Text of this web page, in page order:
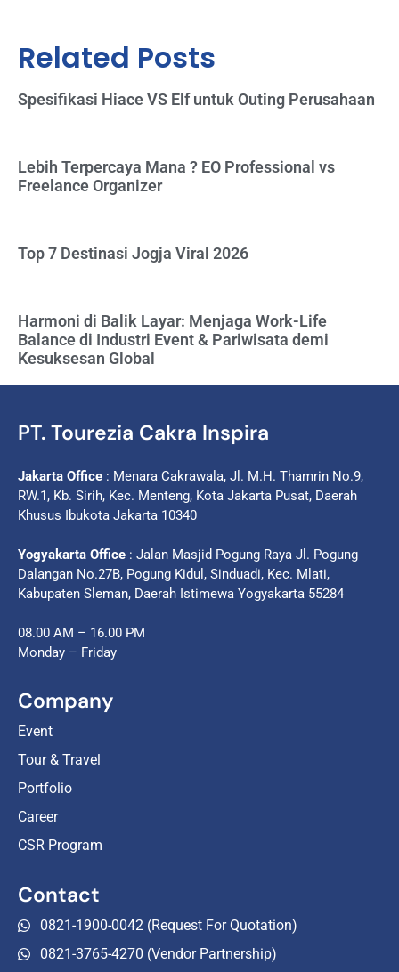
Related Posts
Spesifikasi Hiace VS Elf untuk Outing Perusahaan
Lebih Terpercaya Mana ? EO Professional vs
Freelance Organizer
Top 7 Destinasi Jogja Viral 2026
Harmoni di Balik Layar: Menjaga Work-Life
Balance di Industri Event & Pariwisata demi
Kesuksesan Global
PT. Tourezia Cakra Inspira
Jakarta Office : Menara Cakrawala, Jl. M.H. Thamrin No.9,
RW.1, Kb. Sirih, Kec. Menteng, Kota Jakarta Pusat, Daerah
Khusus Ibukota Jakarta 10340
Yogyakarta Office : Jalan Masjid Pogung Raya Jl. Pogung
Dalangan No.27B, Pogung Kidul, Sinduadi, Kec. Mlati,
Kabupaten Sleman, Daerah Istimewa Yogyakarta 55284
08.00 AM – 16.00 PM
Monday – Friday
Company
Event
Tour & Travel
Portfolio
Career
CSR Program
Contact
0821-1900-0042 (Request For Quotation)
0821-3765-4270 (Vendor Partnership)